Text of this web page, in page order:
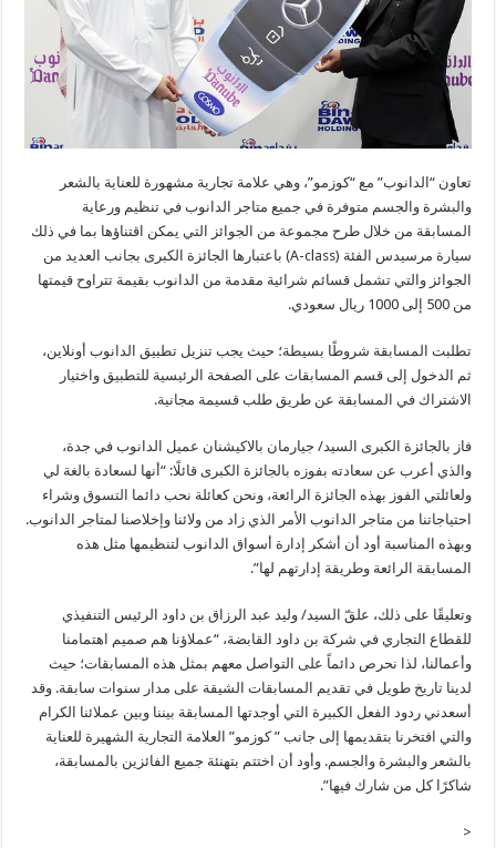
تعاون “الدانوب” مع “كوزمو”، وهي علامة تجارية مشهورة للعناية بالشعر
والبشرة والجسم متوفرة في جميع متاجر الدانوب في تنظيم ورعاية
المسابقة من خلال طرح مجموعة من الجوائز التي يمكن اقتناؤها بما في ذلك
سيارة مرسيدس الفئة (A-class) باعتبارها الجائزة الكبرى بجانب العديد من
الجوائز والتي تشمل قسائم شرائية مقدمة من الدانوب بقيمة تتراوح قيمتها
من 500 إلى 1000 ريال سعودي.
تطلبت المسابقة شروطًا بسيطة؛ حيث يجب تنزيل تطبيق الدانوب أونلاين،
ثم الدخول إلى قسم المسابقات على الصفحة الرئيسية للتطبيق واختيار
الاشتراك في المسابقة عن طريق طلب قسيمة مجانية.
فاز بالجائزة الكبرى السيد/ جيارمان بالاكيشنان عميل الدانوب في جدة،
والذي أعرب عن سعادته بفوزه بالجائزة الكبرى قائلًا: “أنها لسعادة بالغة لي
ولعائلتي الفوز بهذه الجائزة الرائعة، ونحن كعائلة نحب دائما التسوق وشراء
احتياجاتنا من متاجر الدانوب الأمر الذي زاد من ولائنا وإخلاصنا لمتاجر الدانوب.
وبهذه المناسبة أود أن أشكر إدارة أسواق الدانوب لتنظيمها مثل هذه
المسابقة الرائعة وطريقة إدارتهم لها”.
وتعليقًا على ذلك، علقّ السيد/ وليد عبد الرزاق بن داود الرئيس التنفيذي
للقطاع التجاري في شركة بن داود القابضة، “عملاؤنا هم صميم اهتمامنا
وأعمالنا، لذا نحرص دائماً على التواصل معهم بمثل هذه المسابقات؛ حيث
لدينا تاريخ طويل في تقديم المسابقات الشيقة على مدار سنوات سابقة. وقد
أسعدني ردود الفعل الكبيرة التي أوجدتها المسابقة بيننا وبين عملائنا الكرام
والتي افتخرنا بتقديمها إلى جانب ” كوزمو” العلامة التجارية الشهيرة للعناية
بالشعر والبشرة والجسم. وأود أن اختتم بتهنئة جميع الفائزين بالمسابقة،
شاكرًا كل من شارك فيها”.
<